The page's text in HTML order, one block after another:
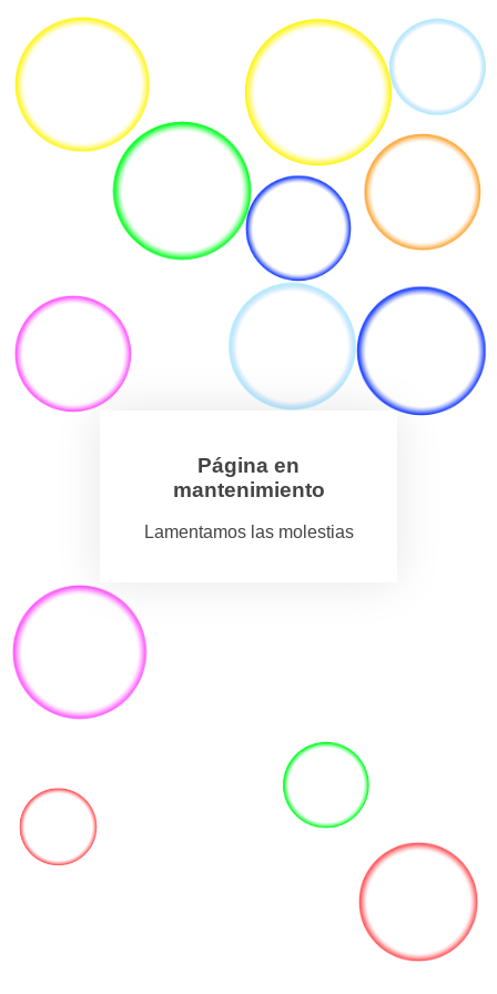
Página en
mantenimiento
Lamentamos las molestias